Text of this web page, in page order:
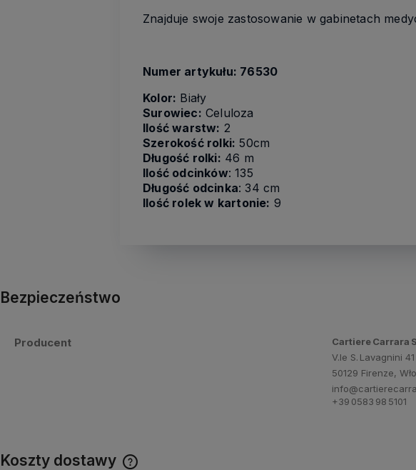
Znajduje swoje zastosowanie w gabinetach
Numer artykułu: 76530
Kolor: Biały
Surowiec: Celuloza
Ilość warstw: 2
Szerokość rolki: 50cm
Długość rolki: 46 m
Ilość odcinków: 135
Długość odcinka: 34 cm
Ilość rolek w kartonie: 9
Bezpieczeństwo
Producent
Cartiere Carrara
V.le S. Lavagnini 41
50129 Firenze,
+39 0583 98 5101
Koszty dostawy